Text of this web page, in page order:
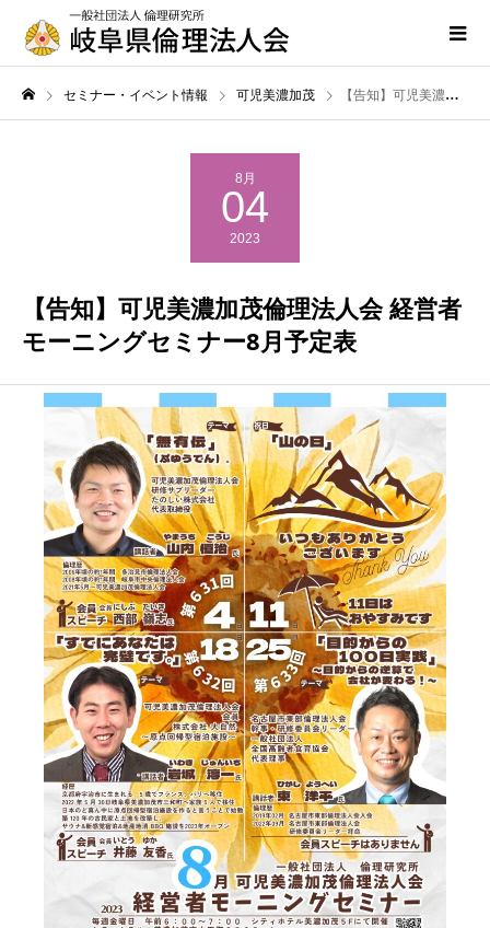
セミナー・イベント情報 可児美濃加茂 【告知】可児美濃加茂倫理法人会 経営者モーニングセミナー8月予定表
8月
04
2023
【告知】可児美濃加茂倫理法人会 経営者
モーニングセミナー8月予定表